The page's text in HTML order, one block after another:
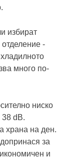
избират
-
много по-
ниско
dB.
храна на ден.
за
и